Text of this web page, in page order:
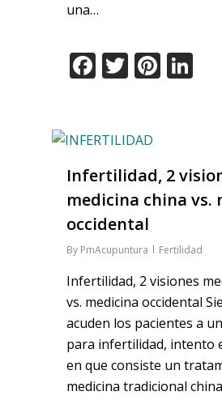
una…
Facebook
Twitter
Infertilidad, 2
medicina china vs.
occidental
By PmAcupuntura Fertilidad
Infertilidad, 2 visiones
vs. medicina occidental
acuden los pacientes a
para infertilidad, intento
en que consiste un
medicina tradicional